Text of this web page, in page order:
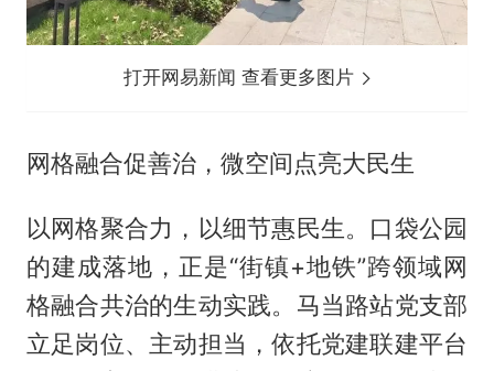
打开网易新闻 查看更多图片
网格融合促善治，微空间点亮大民生
以网格聚合力，以细节惠民生。口袋公园
的建成落地，正是“街镇+地铁”跨领域网
格融合共治的生动实践。马当路站党支部
立足岗位、主动担当，依托党建联建平台